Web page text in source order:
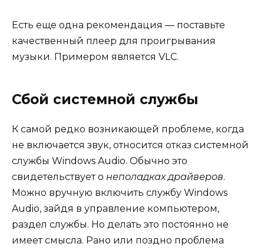
Есть еще одна рекомендация — поставьте
качественный плеер для проигрывания
музыки. Примером является VLC.
Сбой системной службы
К самой редко возникающей проблеме, когда
не включается звук, относится отказ системной
службы Windows Audio. Обычно это
свидетельствует о неполадках драйверов.
Можно вручную включить службу Windows
Audio, зайдя в управление компьютером,
раздел службы. Но делать это постоянно не
имеет смысла. Рано или поздно проблема